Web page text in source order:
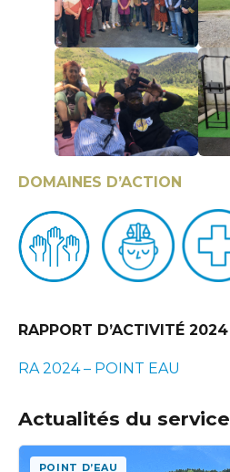
DOMAINES D’ACTION
RAPPORT D’ACTIVITÉ 2024
RA 2024 – POINT EAU
Actualités du service
POINT D’EAU